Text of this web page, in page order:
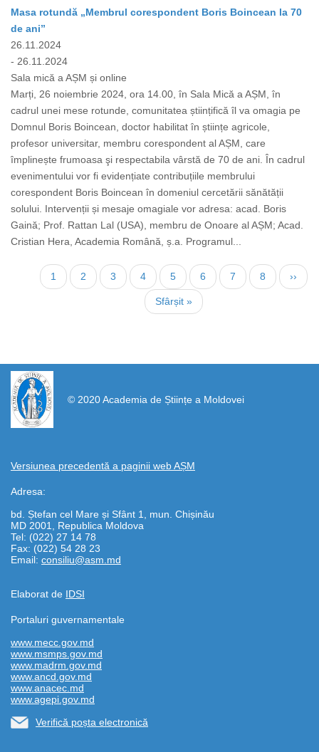
Masa rotundă „Membrul corespondent Boris Boincean la 70
de ani”
26.11.2024
- 26.11.2024
Sala mică a AȘM și online
Marți, 26 noiembrie 2024, ora 14.00, în Sala Mică a AȘM, în
cadrul unei mese rotunde, comunitatea științifică îl va omagia pe
Domnul Boris Boincean, doctor habilitat în științe agricole,
profesor universitar, membru corespondent al AȘM, care
împlinește frumoasa şi respectabila vârstă de 70 de ani. În cadrul
evenimentului vor fi evidențiate contribuțiile membrului
corespondent Boris Boincean în domeniul cercetării sănătății
solului. Intervenții și mesaje omagiale vor adresa: acad. Boris
Gaină; Prof. Rattan Lal (USA), membru de Onoare al AȘM; Acad.
Cristian Hera, Academia Română, ș.a. Programul...
Нумерация
страниц
Текущая
страница
1 Страница
2 Страница
3 Страница
4 Страница
5 Страница
6 Страница
7 Страница
8 ››
Последняя
страница
Sfârșit »
© 2020 Academia de Științe a Moldovei
Versiunea precedentă a paginii web AȘM
Adresa:
bd. Ștefan cel Mare și Sfânt 1, mun. Chișinău
MD 2001, Republica Moldova
Tel: (022) 27 14 78
Fax: (022) 54 28 23
Email: consiliu@asm.md
Elaborat de IDSI
https://propletenie.ru/
Portaluri guvernamentale
www.mecc.gov.md
www.msmps.gov.md
www.madrm.gov.md
www.ancd.gov.md
www.anacec.md
www.agepi.gov.md
Verifică poșta electronică